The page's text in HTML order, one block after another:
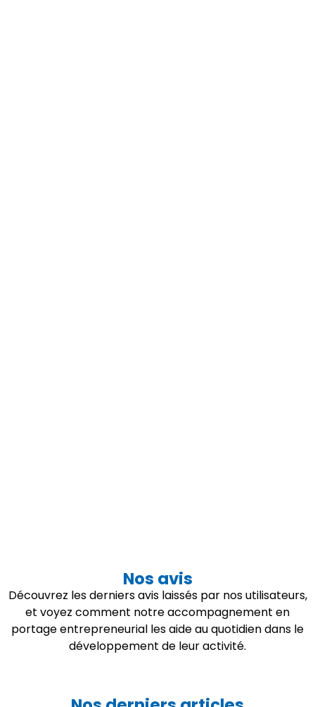
Nos avis
Découvrez les derniers avis laissés par nos utilisateurs,
et voyez comment notre accompagnement en
portage entrepreneurial les aide au quotidien dans le
développement de leur activité.